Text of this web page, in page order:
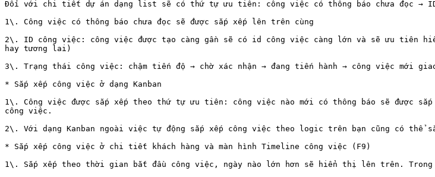
Đối với chi tiết dự án dạng list sẽ có thứ tự ưu tiên: công việc có thông báo chưa đọc →
1\. Công việc có thông báo chưa đọc sẽ được sắp xếp lên trên cùng
2\. ID công việc: công việc được tạo càng gần sẽ có id công việc càng lớn và sẽ ưu tiên
hay tương lai)
3\. Trạng thái công việc: chậm tiến độ → chờ xác nhận → đang tiến hành → công việc mới
* Sắp xếp công việc ở dạng Kanban
1\. Công việc được sắp xếp theo thứ tự ưu tiên: công việc nào mới có thông báo sẽ được
công việc.
2\. Với dạng Kanban ngoài việc tự động sắp xếp công việc theo logic trên bạn cũng có
* Sắp xếp công việc ở chi tiết khách hàng và màn hình Timeline công việc (F9)
1\. Sắp xếp theo thời gian bắt đầu công việc, ngày nào lớn hơn sẽ hiển thị lên trên. Trong